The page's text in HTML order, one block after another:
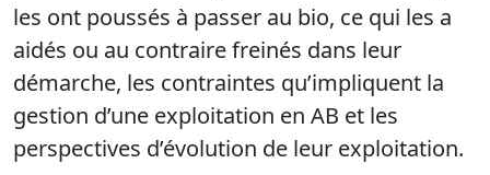
les ont poussés à passer au bio, ce qui les a
aidés ou au contraire freinés dans leur
démarche, les contraintes qu’impliquent la
gestion d’une exploitation en AB et les
perspectives d’évolution de leur exploitation.